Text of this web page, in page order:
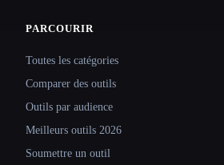
PARCOURIR
Toutes les catégories
Comparer des outils
Outils par audience
Meilleurs outils 2026
Soumettre un outil